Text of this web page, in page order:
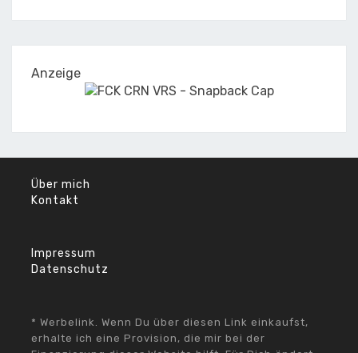
Anzeige
Über mich
Kontakt
Impressum
Datenschutz
* Werbelink. Wenn Du über diesen Link einkaufst,
erhalte ich eine Provision, die mir bei der